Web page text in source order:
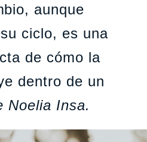
aunque
ciclo, es una
de cómo la
dentro de un
Noelia Insa.